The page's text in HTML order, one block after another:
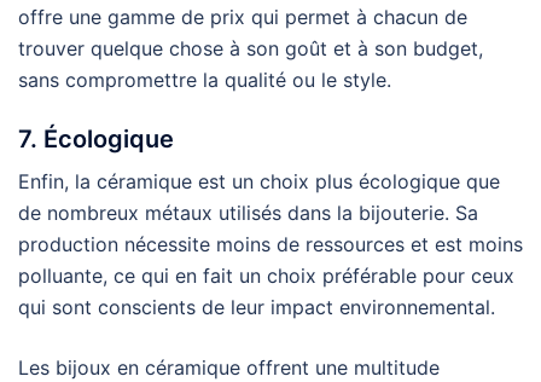
offre une gamme de prix qui permet à chacun de
trouver quelque chose à son goût et à son budget,
sans compromettre la qualité ou le style.
7. Écologique
Enfin, la céramique est un choix plus écologique que
de nombreux métaux utilisés dans la bijouterie. Sa
production nécessite moins de ressources et est moins
polluante, ce qui en fait un choix préférable pour ceux
qui sont conscients de leur impact environnemental.
Les bijoux en céramique offrent une multitude